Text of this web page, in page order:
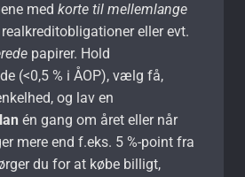
med korte til mellemlange
eller evt.
papirer. Hold
(<0,5 % i ÅOP), vælg få,
og lav en
én gang om året eller når
mere end f.eks. 5 %-point fra
du for at købe billigt,